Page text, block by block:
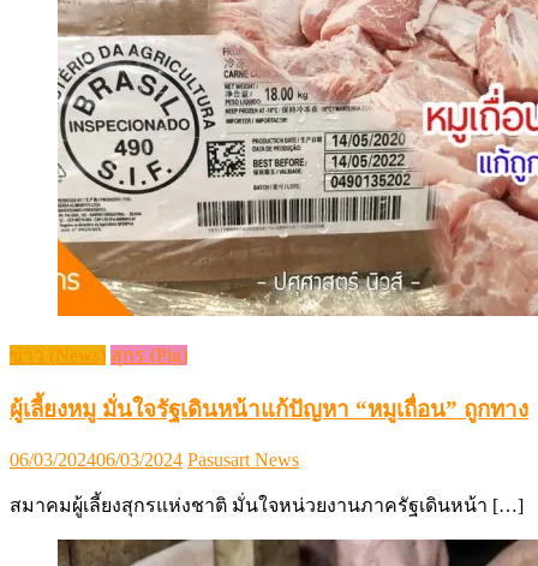
ข่าว (News) สุกร (Pig)
ผู้เลี้ยงหมู มั่นใจรัฐเดินหน้าแก้ปัญหา “หมูเถื่อน” ถูกทาง
Posted
06/03/202406/03/2024 Author
Pasusart News
สมาคมผู้เลี้ยงสุกรแห่งชาติ มั่นใจหน่วยงานภาครัฐเดินหน้า […]